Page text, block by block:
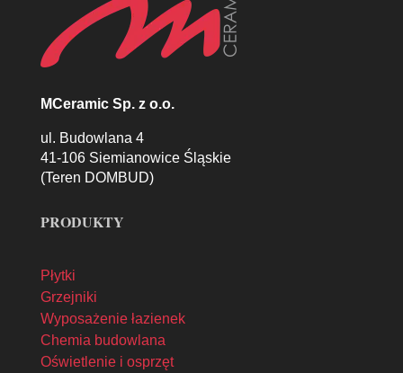
MCeramic Sp. z o.o.
ul. Budowlana 4
41-106 Siemianowice Śląskie
(Teren DOMBUD)
PRODUKTY
Płytki
Grzejniki
Wyposażenie łazienek
Chemia budowlana
Oświetlenie i osprzęt